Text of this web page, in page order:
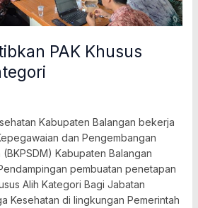
PAK Khusus
Kabupaten Balangan bekerja
dan Pengembangan
Kabupaten Balangan
pembuatan penetapan
Alih Kategori Bagi Jabatan
Kesehatan di lingkungan Pemerintah